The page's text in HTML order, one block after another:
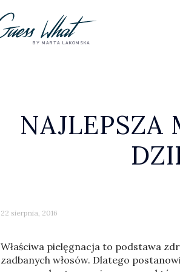
BY MARTA LAKOMSKA
NAJLEPSZA
22 sierpnia, 2016
Właściwa pielęgnacja to podstawa
zadbanych włosów. Dlatego